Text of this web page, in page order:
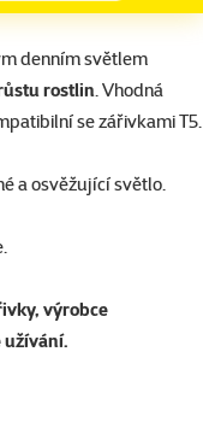
denním světlem
rostlin. Vhodná
se zářivkami T5.
a osvěžující světlo.
výrobce